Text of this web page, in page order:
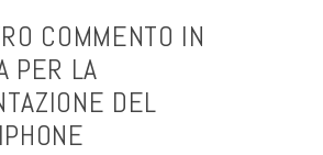
COMMENTO IN
PER LA
DEL